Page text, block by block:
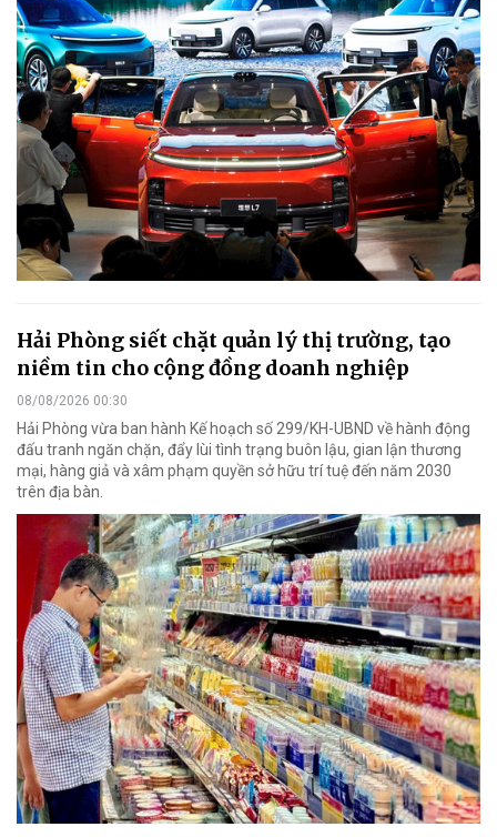
Hải Phòng siết chặt quản lý thị trường, tạo
niềm tin cho cộng đồng doanh nghiệp
08/08/2026 00:30
Hải Phòng vừa ban hành Kế hoạch số 299/KH-UBND về hành động
đấu tranh ngăn chặn, đẩy lùi tình trạng buôn lậu, gian lận thương
mại, hàng giả và xâm phạm quyền sở hữu trí tuệ đến năm 2030
trên địa bàn.